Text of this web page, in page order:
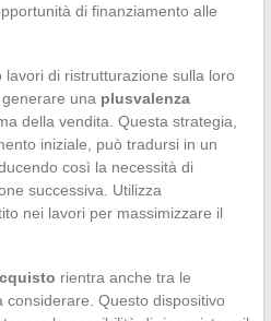
di finanziamento alle
di ristrutturazione sulla loro
una plusvalenza
della vendita. Questa strategia,
iniziale, può tradursi in un
così la necessità di
successiva. Utilizza
nei lavori per massimizzare il
rientra anche tra le
Questo dispositivo